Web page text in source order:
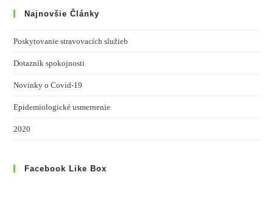
Najnovšie Články
Poskytovanie stravovacích služieb
Dotazník spokojnosti
Novinky o Covid-19
Epidemiologické usmernenie
2020
Facebook Like Box